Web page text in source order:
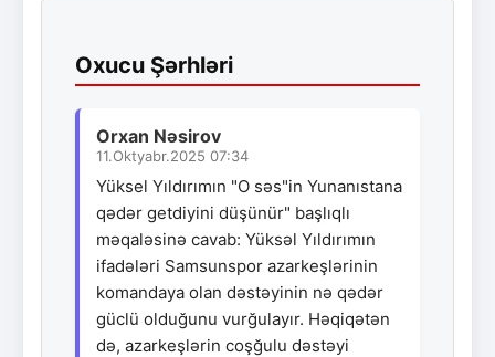
Oxucu Şərhləri
Orxan Nəsirov
11.Oktyabr.2025 07:34
Yüksel Yıldırımın "O səs"in Yunanıstana
qədər getdiyini düşünür" başlıqlı
məqaləsinə cavab: Yüksəl Yıldırımın
ifadələri Samsunspor azarkeşlərinin
komandaya olan dəstəyinin nə qədər
güclü olduğunu vurğulayır. Həqiqətən
də, azarkeşlərin coşğulu dəstəyi